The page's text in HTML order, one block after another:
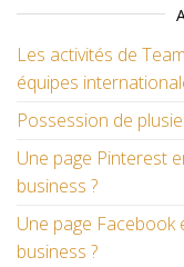
Les activités de
équipes
Possession de
Une page Pinterest
business ?
Une page
business ?